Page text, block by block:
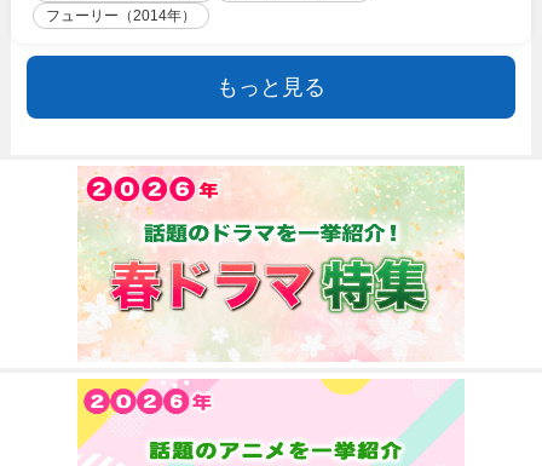
フューリー（2014年）
もっと見る